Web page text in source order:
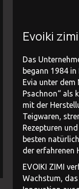
Evoiki zimi
Das
begann 1984
Evia unter dem
Psachnon“ als
mit der
Teigwaren,
Rezepturen
besten
der erfahrenen
EVOIKI ZIMI
Wachstum,